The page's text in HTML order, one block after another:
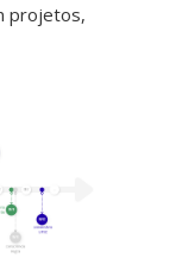
projetos,